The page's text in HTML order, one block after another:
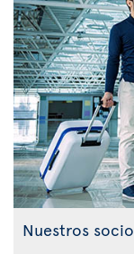
Nuestros